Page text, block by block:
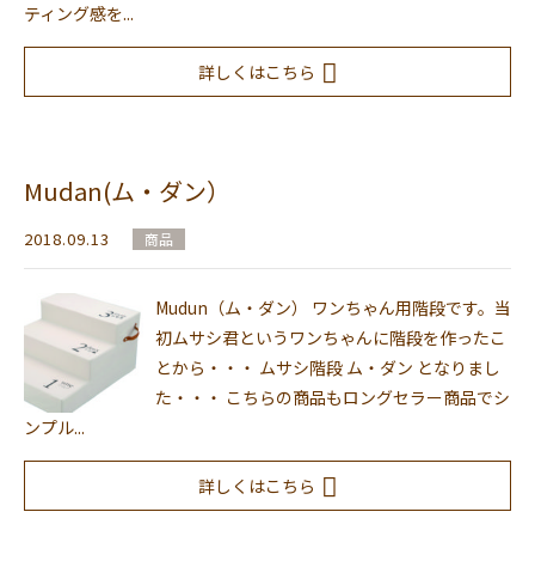
ティング感を...
詳しくはこちら
Mudan(ム・ダン）
2018.09.13 商品
Mudun（ム・ダン） ワンちゃん用階段です。当
初ムサシ君というワンちゃんに階段を作ったこ
とから・・・ ムサシ階段 ム・ダン となりまし
た・・・ こちらの商品もロングセラー商品でシ
ンプル...
詳しくはこちら